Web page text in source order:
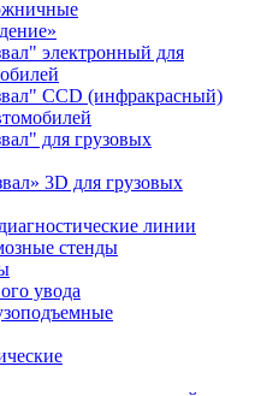
электронный для
CCD (инфракрасный)
для грузовых
3D для грузовых
линии
стенды
увода